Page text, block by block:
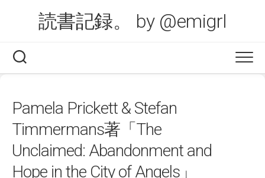
読書記録。 by @emigrl
Pamela Prickett & Stefan
Timmermans著「The
Unclaimed: Abandonment and
Hope in the City of Angels」